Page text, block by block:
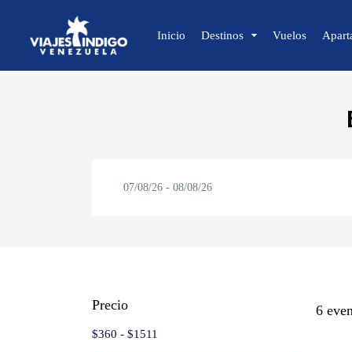
Inicio Destinos
🌴 Península de Paria
Vuelos
07/08/26 - 08/08/26
Precio
$360 - $1511
6